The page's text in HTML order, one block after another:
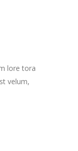
lore tora
velum,